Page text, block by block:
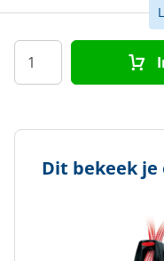
Aantal schijven
Schijfdiameter (mm)
Dit bekeek je